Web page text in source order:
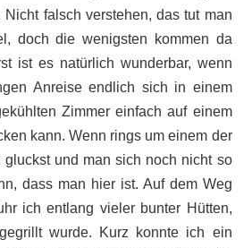
falsch verstehen, das tut man
doch die wenigsten kommen da
ist es natürlich wunderbar, wenn
Anreise endlich sich in einem
Zimmer einfach auf einem
kann. Wenn rings um einem der
gluckst und man sich noch nicht so
dass man hier ist. Auf dem Weg
ich entlang vieler bunter Hütten,
wurde. Kurz konnte ich ein